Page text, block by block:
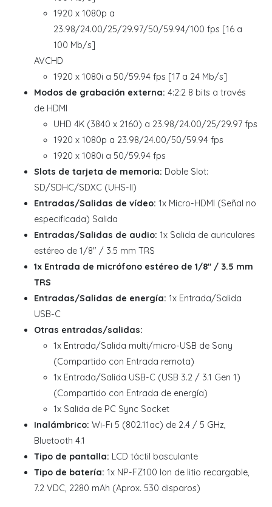
1920 x 1080p a
23.98/24.00/25/29.97/50/59.94/100 fps [16 a
100 Mb/s]
AVCHD
1920 x 1080i a 50/59.94 fps [17 a 24 Mb/s]
Modos de grabación externa: 4:2:2 8 bits a través
de HDMI
UHD 4K (3840 x 2160) a 23.98/24.00/25/29.97 fps
1920 x 1080p a 23.98/24.00/50/59.94 fps
1920 x 1080i a 50/59.94 fps
Slots de tarjeta de memoria: Doble Slot:
SD/SDHC/SDXC (UHS-II)
Entradas/Salidas de vídeo: 1x Micro-HDMI (Señal no
especificada) Salida
Entradas/Salidas de audio: 1x Salida de auriculares
estéreo de 1/8" / 3.5 mm TRS
1x Entrada de micrófono estéreo de 1/8" / 3.5 mm
TRS
Entradas/Salidas de energía: 1x Entrada/Salida
USB-C
Otras entradas/salidas:
1x Entrada/Salida multi/micro-USB de Sony
(Compartido con Entrada remota)
1x Entrada/Salida USB-C (USB 3.2 / 3.1 Gen 1)
(Compartido con Entrada de energía)
1x Salida de PC Sync Socket
Inalámbrico: Wi-Fi 5 (802.11ac) de 2.4 / 5 GHz,
Bluetooth 4.1
Tipo de pantalla: LCD táctil basculante
Tipo de batería: 1x NP-FZ100 Ion de litio recargable,
7.2 VDC, 2280 mAh (Aprox. 530 disparos)